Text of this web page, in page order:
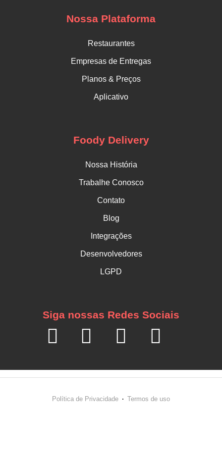
Nossa Plataforma
Restaurantes
Empresas de Entregas
Planos & Preços
Aplicativo
Foody Delivery
Nossa História
Trabalhe Conosco
Contato
Blog
Integrações
Desenvolvedores
LGPD
Siga nossas Redes Sociais
Política de Privacidade Termos de uso